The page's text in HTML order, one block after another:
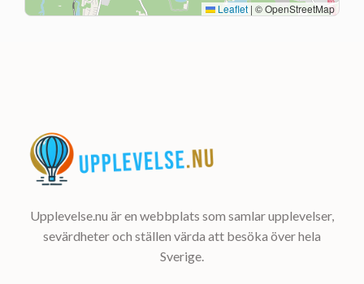
Leaflet | © OpenStreetMap
Upplevelse.nu är en webbplats som samlar upplevelser,
sevärdheter och ställen värda att besöka över hela
Sverige.